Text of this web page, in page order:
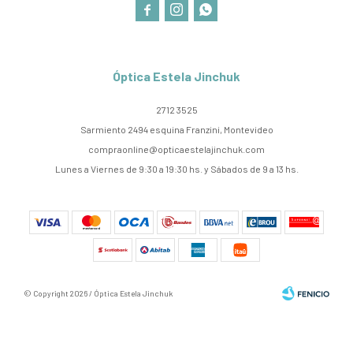
Óptica Estela Jinchuk
2712 3525
Sarmiento 2494 esquina Franzini, Montevideo
compraonline@opticaestelajinchuk.com
Lunes a Viernes de 9:30 a 19:30 hs. y Sábados de 9 a 13 hs.
  
© Copyright 2026 / Óptica Estela Jinchuk